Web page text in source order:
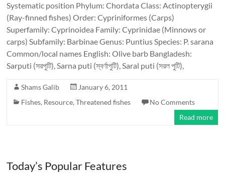
Systematic position Phylum: Chordata Class: Actinopterygii
(Ray-finned fishes) Order: Cypriniformes (Carps)
Superfamily: Cyprinoidea Family: Cyprinidae (Minnows or
carps) Subfamily: Barbinae Genus: Puntius Species: P. sarana
Common/local names English: Olive barb Bangladesh:
Sarputi (সরপুটি), Sarna puti (স্বর্ণাপুটি), Saral puti (সরল পুটি),
Shams Galib
January 6, 2011
Fishes, Resource,Threatened fishes
No Comments
Read more
Today’s Popular Features